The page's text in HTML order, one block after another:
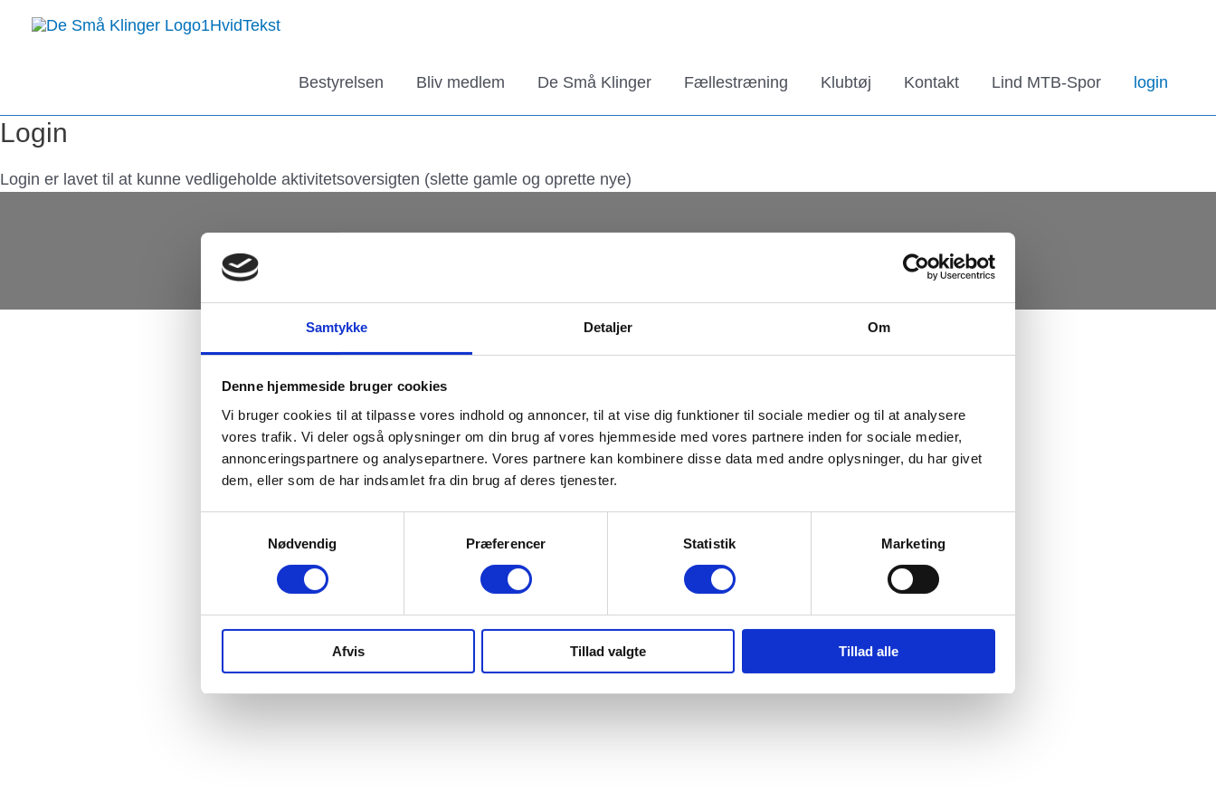
Samtykke Detaljer Om
Denne hjemmeside bruger cookies
Vi bruger cookies til at tilpasse vores indhold og annoncer, til at vise dig funktioner til sociale medier og til at analysere
vores trafik. Vi deler også oplysninger om din brug af vores hjemmeside med vores partnere inden for sociale medier,
annonceringspartnere og analysepartnere. Vores partnere kan kombinere disse data med andre oplysninger, du har givet
dem, eller som de har indsamlet fra din brug af deres tjenester.
Nødvendig
Præferencer Statistik Marketing
Afvis Tillad valgte Tillad alle
Bestyrelsen
Bliv medlem De Små Klinger Fællestræning Klubtøj Kontakt Lind MTB-Spor login
Login
Login er lavet til at kunne vedligeholde aktivitetsoversigten (slette gamle og oprette nye)